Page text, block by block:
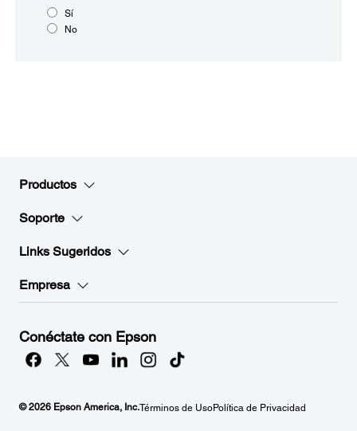
Sí
No
Productos
Soporte
Links Sugeridos
Empresa
Conéctate con Epson
© 2026 Epson America, Inc.Términos de UsoPolítica de Privacidad